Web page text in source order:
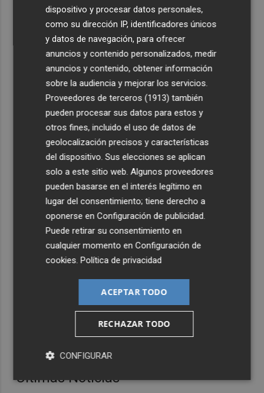
Últimas Noticias
dispositivo y procesar datos personales,
como su dirección IP, identificadores únicos
y datos de navegación, para ofrecer
anuncios y contenido personalizados, medir
anuncios y contenido, obtener información
sobre la audiencia y mejorar los servicios.
Proveedores de terceros (1913) también
pueden procesar sus datos para estos y
otros fines, incluido el uso de datos de
geolocalización precisos y características
del dispositivo. Sus elecciones se aplican
solo a este sitio web. Algunos proveedores
pueden basarse en el interés legítimo en
lugar del consentimiento; tiene derecho a
oponerse enConfiguración de publicidad.
Puede retirar su consentimiento en
cualquier momento enConfiguración de
cookies.Política de privacidad
ACEPTAR TODO
RECHAZAR TODO
CONFIGURAR